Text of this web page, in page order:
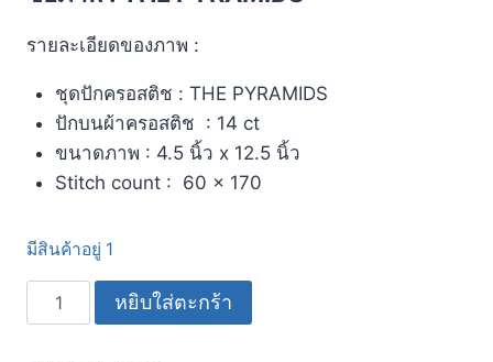
รายละเอียดของภาพ :
ชุดปักครอสติช : THE PYRAMIDS
ปักบนผ้าครอสติช : 14 ct
ขนาดภาพ : 4.5 นิ้ว x 12.5 นิ้ว
Stitch count : 60 x 170
มีสินค้าอยู่ 1
หยิบใส่ตะกร้า